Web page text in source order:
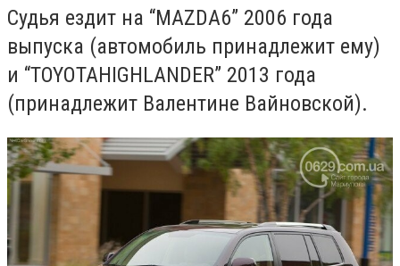
Судья ездит на “MAZDA6” 2006 года
выпуска (автомобиль принадлежит ему)
и “TOYOTAHIGHLANDER” 2013 года
(принадлежит Валентине Вайновской).